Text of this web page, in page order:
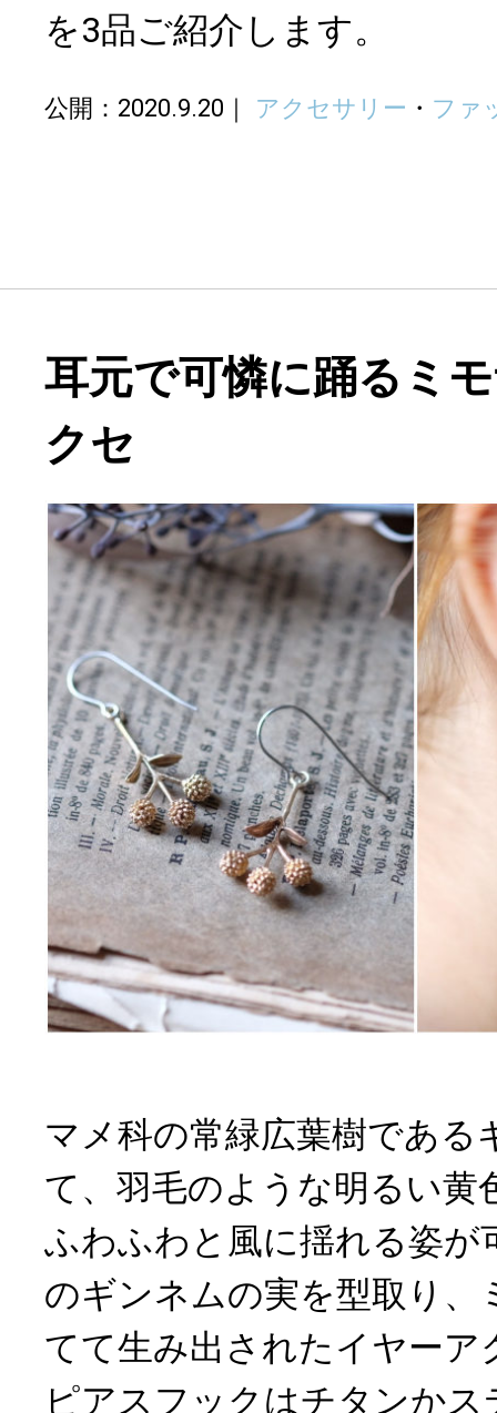
を3品ご紹介します。
公開：2020.9.20 アクセサリー ・ ファ
耳元で可憐に踊るミ
クセ
マメ科の常緑広葉樹である
て、羽毛のような明るい黄
ふわふわと風に揺れる姿が
のギンネムの実を型取り、
てて生み出されたイヤーア
ピアスフックはチタンか